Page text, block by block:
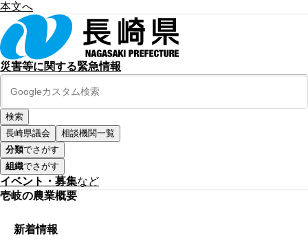
本文へ
災害等に関する緊急情報
長崎県議会
相談機関一覧
分類でさがす
組織でさがす
イベント・募集など
壱岐の農業概要
新着情報